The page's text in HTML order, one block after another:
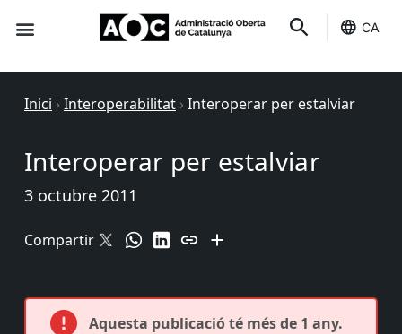
CA
Inici › Interoperabilitat › Interoperar per estalviar
Interoperar per estalviar
3 octubre 2011
Compartir
Aquesta publicació té més de 1 any.